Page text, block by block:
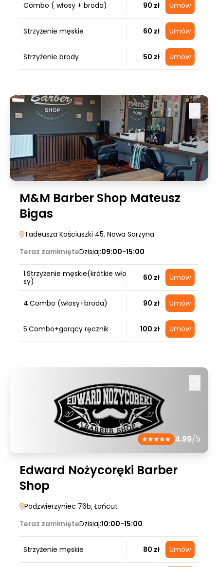
Combo ( włosy + broda) 90 zł Umów
Strzyżenie męskie 60 zł Umów
Strzyżenie brody 50 zł Umów
M&M Barber Shop Mateusz
Bigas
Tadeusza Kościuszki 45, Nowa Sarzyna
Teraz zamknięteDzisiaj:09:00-15:00
1.Strzyżenie męskie(krótkie wło
sy)
60 zł Umów
4.Combo (włosy+broda) 90 zł Umów
5.Combo+gorący ręcznik 100 zł Umów
4.99/5
Edward Nożycoręki Barber
Shop
Podzwierzyniec 76b, Łańcut
Teraz zamknięteDzisiaj:10:00-15:00
Strzyżenie męskie 80 zł Umów